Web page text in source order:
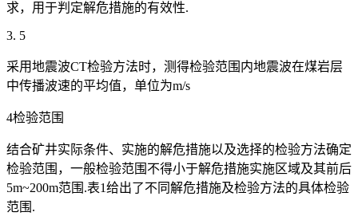
求，用于判定解危措施的有效性.
3. 5
采用地震波CT检验方法时，测得检验范围内地震波在煤岩层
中传播波速的平均值，单位为m/s
4检验范围
结合矿井实际条件、实施的解危措施以及选择的检验方法确定
检验范围，一般检验范围不得小于解危措施实施区域及其前后
5m~200m范围.表1给出了不同解危措施及检验方法的具体检验
范围.